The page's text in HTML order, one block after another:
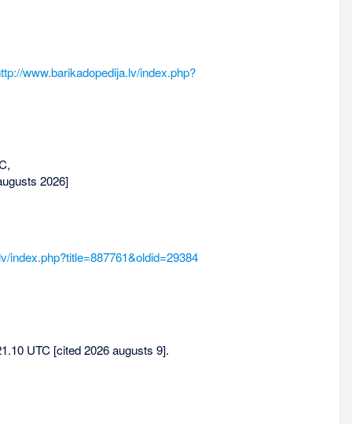
www.barikadopedija.lv/index.php?
2026]
index.php?title=887761&oldid=29384
UTC [cited 2026 augusts 9].